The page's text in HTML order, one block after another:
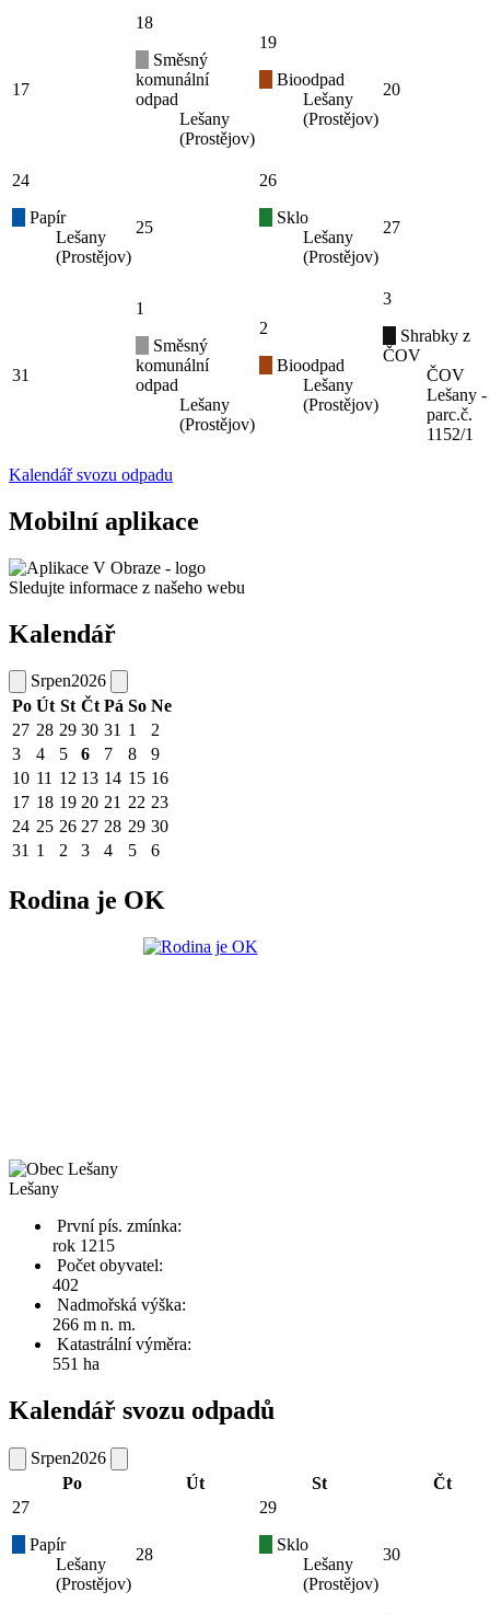
17
18
Směsný
komunální
odpad
Lešany
(Prostějov)
19
Bioodpad
Lešany
(Prostějov)
20
24
Papír
Lešany
(Prostějov)
25
26
Sklo
Lešany
(Prostějov)
27
31
1
Směsný
komunální
odpad
Lešany
(Prostějov)
2
Bioodpad
Lešany
(Prostějov)
3
Shrabky z
ČOV
ČOV
Lešany -
parc.č.
1152/1
Kalendář svozu odpadu
Mobilní aplikace
Sledujte informace z našeho webu
Kalendář
Srpen2026
Po Út St Čt Pá So Ne
27 28 29 30 31 1
2
3
4 5 6 7 8
9
10 11 12 13 14 15 16
17 18 19 20 21 22 23
24 25 26 27 28 29 30
31 1 2 3 4 5 6
Rodina je OK
Lešany
První pís. zmínka:
rok 1215
Počet obyvatel:
402
Nadmořská výška:
266 m n. m.
Katastrální výměra:
551 ha
Kalendář svozu odpadů
Srpen2026
Po
Út St
Čt
27
Papír
Lešany
(Prostějov)
28
29
Sklo
Lešany
(Prostějov)
30